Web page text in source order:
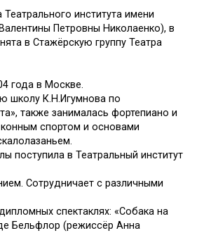
института имени
Петровны Николаенко), в
в Стажёрскую группу Театра
года в Москве.
школу К.Н.Игумнова по
также занималась фортепиано и
спортом и основами
поступила в Театральный институт
Сотрудничает с различными
спектаклях: «Собака на
Бельфлор (режиссёр Анна